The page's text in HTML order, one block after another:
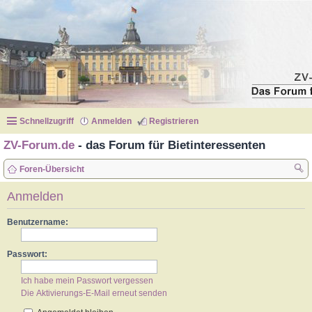
Schnellzugriff Anmelden Registrieren
ZV-Forum.de - das Forum für Bietinteressenten
Foren-Übersicht
Anmelden
Benutzername:
Passwort:
Ich habe mein Passwort vergessen
Die Aktivierungs-E-Mail erneut senden